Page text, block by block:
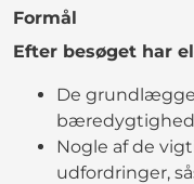
Formål
Efter besøget har
De
bæredygtighed
Nogle af de
udfordringer,